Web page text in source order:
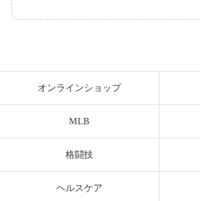
オンラインショップ
MLB
格闘技
ヘルスケア